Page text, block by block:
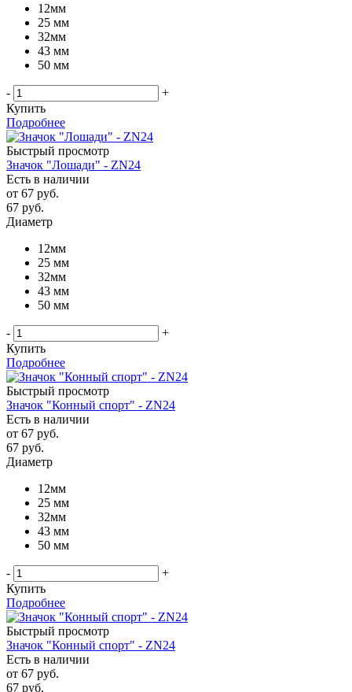
12мм
25 мм
32мм
43 мм
50 мм
-
+
Купить
Подробнее
Быстрый просмотр
Значок "Лошади" - ZN24
Есть в наличии
от 67 руб.
67 руб.
Диаметр
12мм
25 мм
32мм
43 мм
50 мм
-
+
Купить
Подробнее
Быстрый просмотр
Значок "Конный спорт" - ZN24
Есть в наличии
от 67 руб.
67 руб.
Диаметр
12мм
25 мм
32мм
43 мм
50 мм
-
+
Купить
Подробнее
Быстрый просмотр
Значок "Конный спорт" - ZN24
Есть в наличии
от 67 руб.
67 руб.